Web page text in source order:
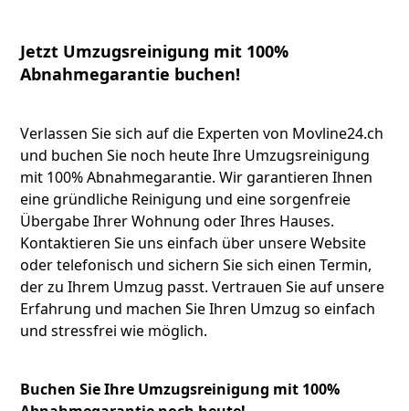
Jetzt Umzugsreinigung mit 100%
Abnahmegarantie buchen!
Verlassen Sie sich auf die Experten von Movline24.ch
und buchen Sie noch heute Ihre Umzugsreinigung
mit 100% Abnahmegarantie. Wir garantieren Ihnen
eine gründliche Reinigung und eine sorgenfreie
Übergabe Ihrer Wohnung oder Ihres Hauses.
Kontaktieren Sie uns einfach über unsere Website
oder telefonisch und sichern Sie sich einen Termin,
der zu Ihrem Umzug passt. Vertrauen Sie auf unsere
Erfahrung und machen Sie Ihren Umzug so einfach
und stressfrei wie möglich.
Buchen Sie Ihre Umzugsreinigung mit 100%